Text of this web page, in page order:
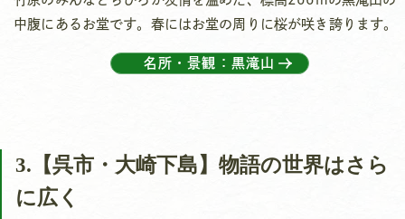
中腹にあるお堂です。春にはお堂の周りに桜が咲き誇ります。
名所・景観：黒滝山
3.【呉市・大崎下島】物語の世界はさら
に広く